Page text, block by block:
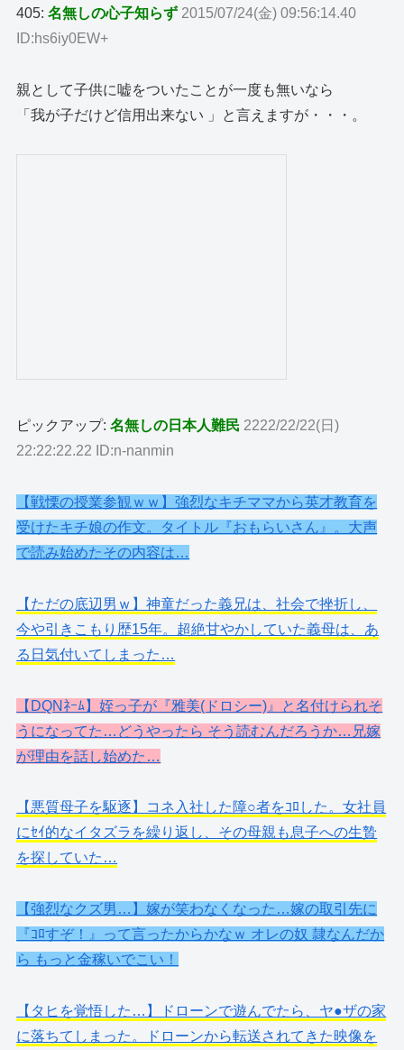
405:名無しの心子知らず 2015/07/24(金) 09:56:14.40
ID:hs6iy0EW+
親として子供に嘘をついたことが一度も無いなら
「我が子だけど信用出来ない 」と言えますが・・・。
ピックアップ:名無しの日本人難民 2222/22/22(日)
22:22:22.22 ID:n-nanmin
【戦慄の授業参観ｗｗ】強烈なキチママから英才教育を
受けたキチ娘の作文。タイトル『おもらいさん』。大声
で読み始めたその内容は…
【ただの底辺男ｗ】神童だった義兄は、社会で挫折し、
今や引きこもり歴15年。超絶甘やかしていた義母は、あ
る日気付いてしまった…
【DQNﾈｰﾑ】姪っ子が『雅美(ドロシー)』と名付けられそ
うになってた…どうやったら そう読むんだろうか…兄嫁
が理由を話し始めた…
【悪質母子を駆逐】コネ入社した障○者をｺﾛした。女社員
にｾｲ的なイタズラを繰り返し、その母親も息子への生贄
を探していた…
【強烈なクズ男…】嫁が笑わなくなった…嫁の取引先に
『ｺﾛすぞ！』って言ったからかなｗ オレの奴 隷なんだか
ら もっと金稼いでこい！
【タヒを覚悟した…】ドローンで遊んでたら、ヤ●ザの家
に落ちてしまった。ドローンから転送されてきた映像を